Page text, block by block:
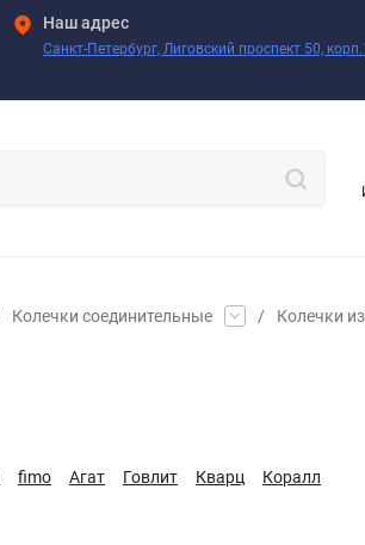
Наш адрес
Санкт-Петербург, Лиговский проспект 50,
Колечки соединительные / Колечки
fimo Агат Говлит Кварц Коралл